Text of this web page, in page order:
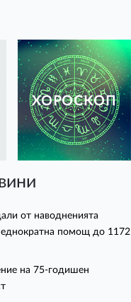
ХОРОСКОП
от наводненията
еднократна помощ до 1172
на 75-годишен